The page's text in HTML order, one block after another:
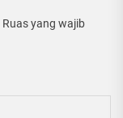
Ruas yang wajib